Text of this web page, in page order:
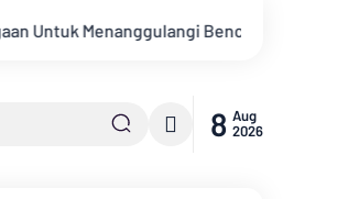
Bencana Alam Kabupaten Bengkalis
8 Aug
2026